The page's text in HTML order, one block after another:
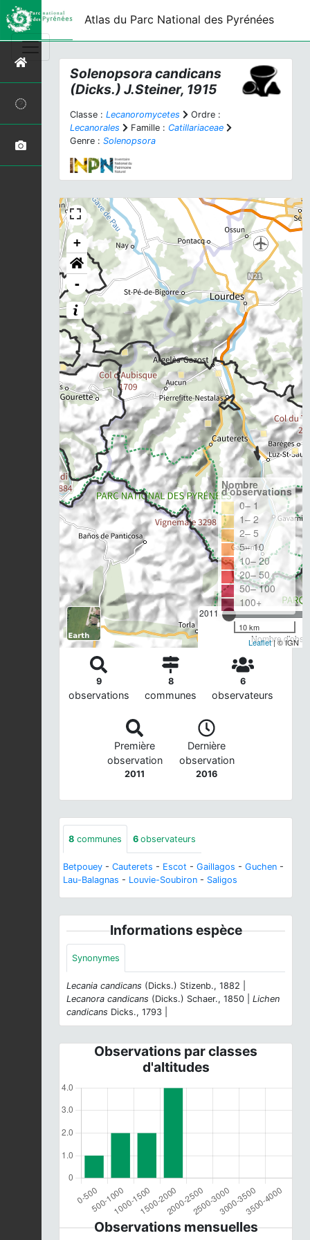
Atlas du Parc National des Pyrénées
Solenopsora candicans
(Dicks.) J.Steiner, 1915
Classe : Lecanoromycetes
Ordre :
Lecanorales
Famille : Catillariaceae
Genre : Solenopsora
+
-
2011
Nombre
Nombre
d'observations
0– 1
1– 2
2– 5
5– 10
10– 20
20– 50
50– 100
100+
10 km
Leaflet| © IGN
9
observations
8
communes
6
observateurs
Première
observation
2011
Dernière
observation
2016
8 communes 6 observateurs
Betpouey - Cauterets - Escot - Gaillagos - Guchen -
Lau-Balagnas - Louvie-Soubiron - Saligos
Informations espèce
Synonymes
Lecania candicans (Dicks.) Stizenb., 1882 |
Lecanora candicans (Dicks.) Schaer., 1850 | Lichen
candicans Dicks., 1793 |
Observations par classes
d'altitudes
Observations mensuelles